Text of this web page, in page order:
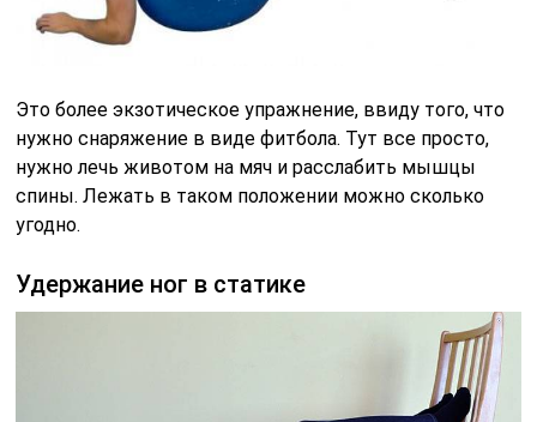
Это еще более простое упражнение. Тут нужно
разместить ноги выше спины, чтобы снабдить
кровью нижнюю часть спины и уменьшить боль.